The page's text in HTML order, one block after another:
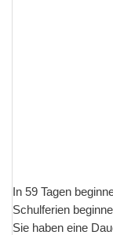
In 59 Tagen
Schulferien
Sie haben eine